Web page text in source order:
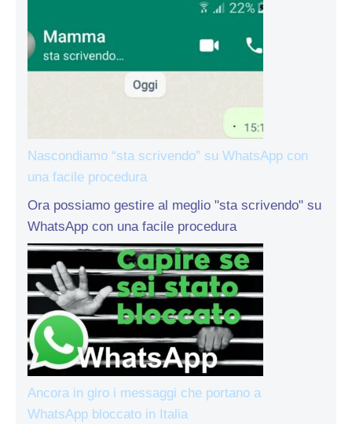
Nascondiamo “sta scrivendo” su WhatsApp con
una facile procedura
Ora possiamo gestire al meglio "sta scrivendo" su
WhatsApp con una facile procedura
Ancora in giro i messaggi che portano a
WhatsApp bloccato in Italia